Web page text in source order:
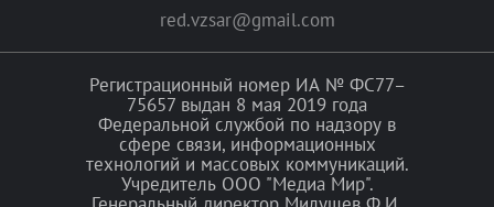
red.vzsar@gmail.com
Регистрационный номер ИА № ФС77–
75657 выдан 8 мая 2019 года
Федеральной службой по надзору в
сфере связи, информационных
технологий и массовых коммуникаций.
Учредитель ООО "Медиа Мир".